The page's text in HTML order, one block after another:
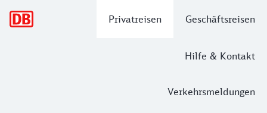
Privatreisen Geschäftsreisen
Hilfe & Kontakt
Verkehrsmeldungen